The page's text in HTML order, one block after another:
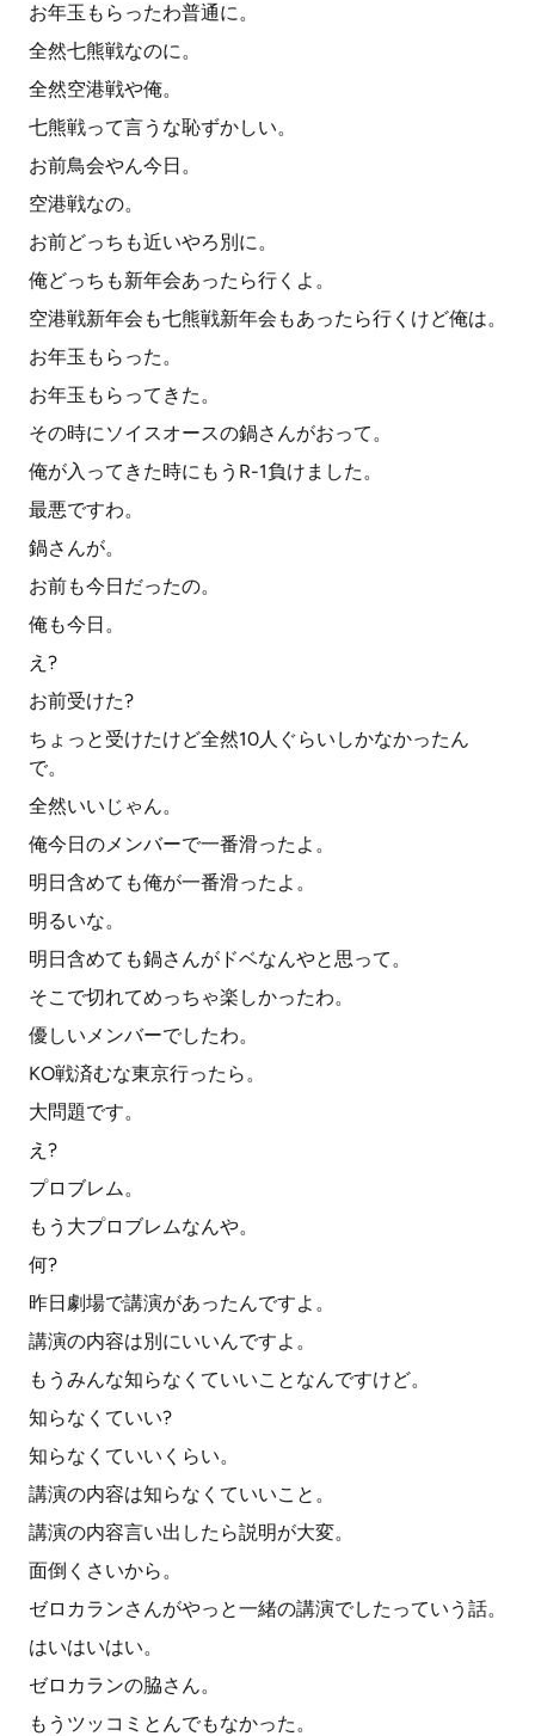
お年玉もらったわ普通に。
全然七熊戦なのに。
全然空港戦や俺。
七熊戦って言うな恥ずかしい。
お前鳥会やん今日。
空港戦なの。
お前どっちも近いやろ別に。
俺どっちも新年会あったら行くよ。
空港戦新年会も七熊戦新年会もあったら行くけど俺は。
お年玉もらった。
お年玉もらってきた。
その時にソイスオースの鍋さんがおって。
俺が入ってきた時にもうR-1負けました。
最悪ですわ。
鍋さんが。
お前も今日だったの。
俺も今日。
え?
お前受けた?
ちょっと受けたけど全然10人ぐらいしかなかったん
で。
全然いいじゃん。
俺今日のメンバーで一番滑ったよ。
明日含めても俺が一番滑ったよ。
明るいな。
明日含めても鍋さんがドベなんやと思って。
そこで切れてめっちゃ楽しかったわ。
優しいメンバーでしたわ。
KO戦済むな東京行ったら。
大問題です。
え?
プロブレム。
もう大プロブレムなんや。
何?
昨日劇場で講演があったんですよ。
講演の内容は別にいいんですよ。
もうみんな知らなくていいことなんですけど。
知らなくていい?
知らなくていいくらい。
講演の内容は知らなくていいこと。
講演の内容言い出したら説明が大変。
面倒くさいから。
ゼロカランさんがやっと一緒の講演でしたっていう話。
はいはいはい。
ゼロカランの脇さん。
もうツッコミとんでもなかった。